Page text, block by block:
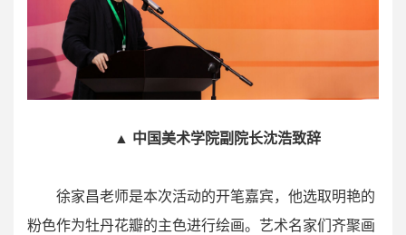
▲ 中国美术学院副院长沈浩致辞
徐家昌老师是本次活动的开笔嘉宾，他选取明艳的
粉色作为牡丹花瓣的主色进行绘画。艺术名家们齐聚画